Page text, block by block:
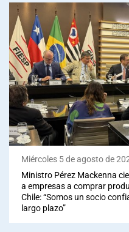
Miércoles 5 de agosto de
Ministro Pérez Mackenna
a empresas a comprar
Chile: “Somos un socio
largo plazo”